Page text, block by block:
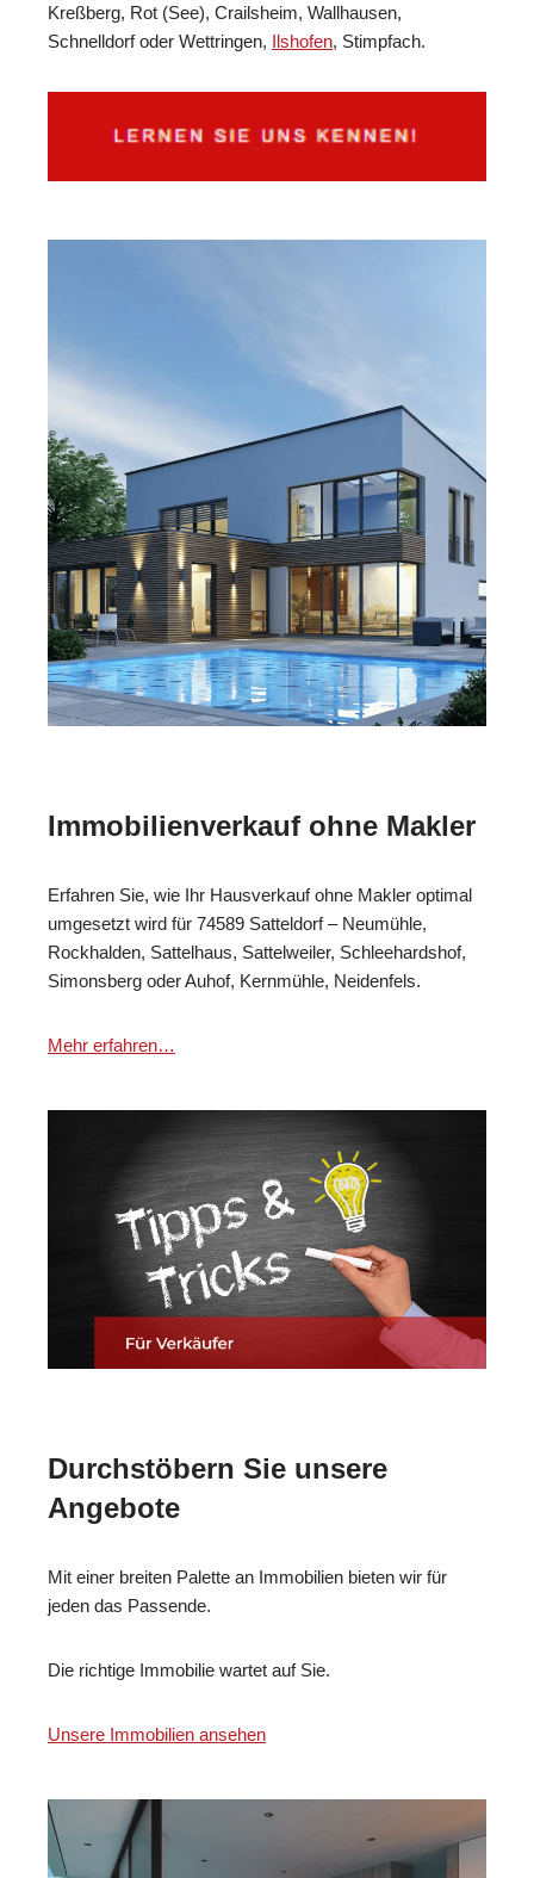
Kreßberg, Rot (See), Crailsheim, Wallhausen,
Schnelldorf oder Wettringen, Ilshofen, Stimpfach.
Immobilienverkauf ohne Makler
Erfahren Sie, wie Ihr Hausverkauf ohne Makler optimal
umgesetzt wird für 74589 Satteldorf – Neumühle,
Rockhalden, Sattelhaus, Sattelweiler, Schleehardshof,
Simonsberg oder Auhof, Kernmühle, Neidenfels.
Mehr erfahren…
Durchstöbern Sie unsere
Angebote
Mit einer breiten Palette an Immobilien bieten wir für
jeden das Passende.
Die richtige Immobilie wartet auf Sie.
Unsere Immobilien ansehen